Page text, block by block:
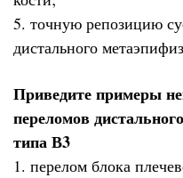
5. точную репозицию
дистального
Приведите примеры
переломов
типа В3
1. перелом блока